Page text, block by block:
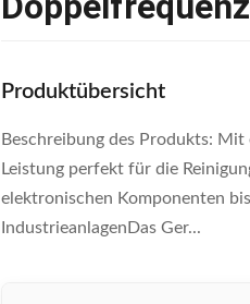
Produktübersicht
Beschreibung des Produkts:
Leistung perfekt für die
elektronischen Komponenten
IndustrieanlagenDas Ger...